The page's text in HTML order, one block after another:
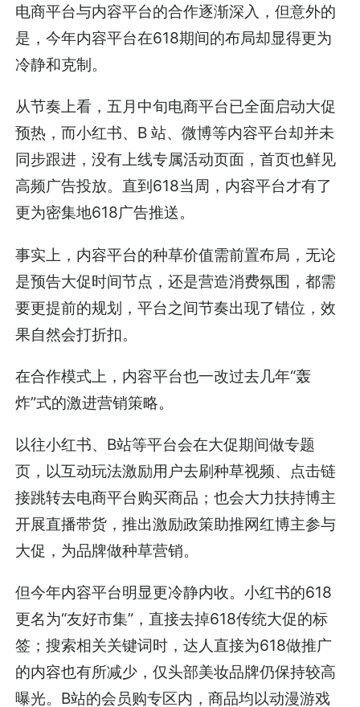
电商平台与内容平台的合作逐渐深入，但意外的
是，今年内容平台在618期间的布局却显得更为
冷静和克制。
从节奏上看，五月中旬电商平台已全面启动大促
预热，而小红书、B 站、微博等内容平台却并未
同步跟进，没有上线专属活动页面，首页也鲜见
高频广告投放。直到618当周，内容平台才有了
更为密集地618广告推送。
事实上，内容平台的种草价值需前置布局，无论
是预告大促时间节点，还是营造消费氛围，都需
要更提前的规划，平台之间节奏出现了错位，效
果自然会打折扣。
在合作模式上，内容平台也一改过去几年“轰
炸”式的激进营销策略。
以往小红书、B站等平台会在大促期间做专题
页，以互动玩法激励用户去刷种草视频、点击链
接跳转去电商平台购买商品；也会大力扶持博主
开展直播带货，推出激励政策助推网红博主参与
大促，为品牌做种草营销。
但今年内容平台明显更冷静内收。小红书的618
更名为“友好市集”，直接去掉618传统大促的标
签；搜索相关关键词时，达人直接为618做推广
的内容也有所减少，仅头部美妆品牌仍保持较高
曝光。B站的会员购专区内，商品均以动漫游戏